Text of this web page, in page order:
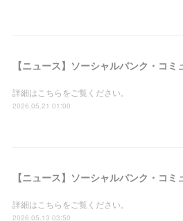
詳細はこちらをご覧ください。
2026.05.21 01:00
詳細はこちらをご覧ください。
2026.05.13 03:50